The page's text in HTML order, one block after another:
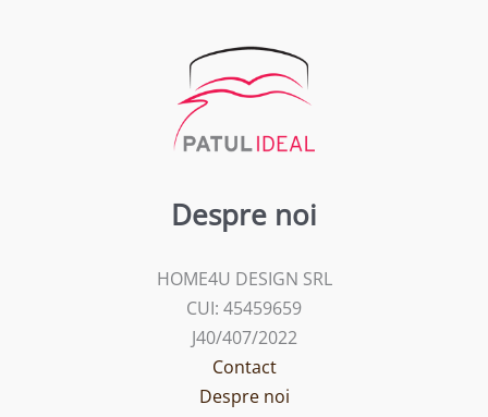
Despre noi
HOME4U DESIGN SRL
CUI: 45459659
J40/407/2022
Contact
Despre noi